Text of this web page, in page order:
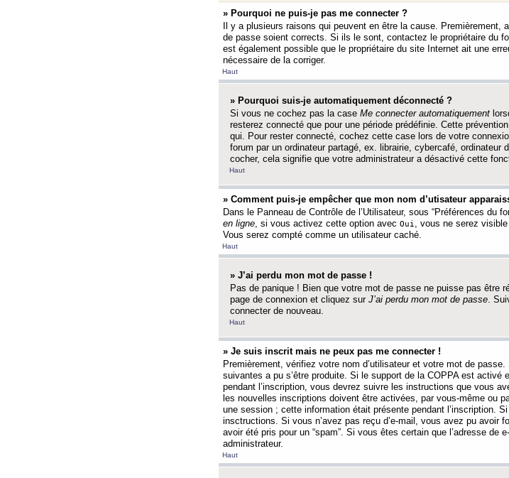
» Pourquoi ne puis-je pas me connecter ?
Il y a plusieurs raisons qui peuvent en être la cause.
de passe soient corrects. Si ils le sont, contactez le propriétaire du
est également possible que le propriétaire du site Internet ait une
nécessaire de la corriger.
Haut
» Pourquoi suis-je automatiquement déconnecté ?
Si vous ne cochez pas la case Me connecter automatiquement
resterez connecté que pour une période prédéfinie. Cette
qui. Pour rester connecté, cochez cette case lors de votre
forum par un ordinateur partagé, ex. librairie, cybercafé,
cocher, cela signifie que votre administrateur a désactivé cette
Haut
» Comment puis-je empêcher que mon nom d’utisateur
Dans le Panneau de Contrôle de l’Utilisateur, sous “Préférences du
en ligne, si vous activez cette option avec Oui , vous ne serez
Vous serez compté comme un utilisateur caché.
Haut
» J’ai perdu mon mot de passe !
Pas de panique ! Bien que votre mot de passe ne puisse pas être
page de connexion et cliquez sur J’ai perdu mon mot de passe.
connecter de nouveau.
Haut
» Je suis inscrit mais ne peux pas me connecter !
Premièrement, vérifiez votre nom d’utilisateur et votre mot de
suivantes a pu s’être produite. Si le support de la COPPA est
pendant l’inscription, vous devrez suivre les instructions que vous
les nouvelles inscriptions doivent être activées, par vous-même ou
une session ; cette information était présente pendant l’inscription.
insctructions. Si vous n’avez pas reçu d’e-mail, vous avez pu avoir
avoir été pris pour un “spam”. Si vous êtes certain que l’adresse
administrateur.
Haut